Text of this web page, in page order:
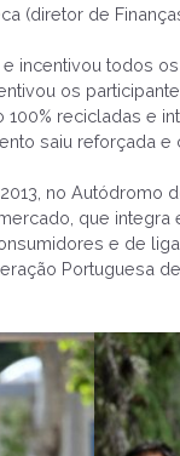
(diretor de
incentivou todos
os
recicladas e
saiu reforçada e
no Autódromo
que
e de
Portuguesa